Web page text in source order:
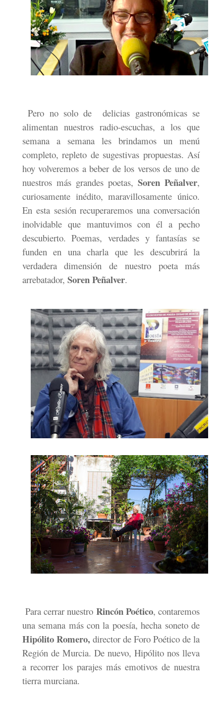
Pero no solo de
delicias gastronómicas se
alimentan nuestros radio-escuchas, a los que
semana a semana les brindamos un menú
completo, repleto de sugestivas propuestas. Así
hoy volveremos a beber de los versos de uno de
nuestros más grandes poetas,Soren Peñalver,
curiosamente inédito, maravillosamente único.
En esta sesión recuperaremos una conversación
inolvidable que mantuvimos con él a pecho
descubierto. Poemas, verdades y fantasías se
funden en una charla que les descubrirá la
verdadera dimensión de nuestro poeta más
arrebatador, Soren Peñalver.
Para cerrar nuestro Rincón Poético, contaremos
una semana más con la poesía, hecha soneto de
Hipólito Romero, director de Foro Poético de la
Región de Murcia. De nuevo, Hipólito nos lleva
a recorrer los parajes más emotivos de nuestra
tierra murciana.